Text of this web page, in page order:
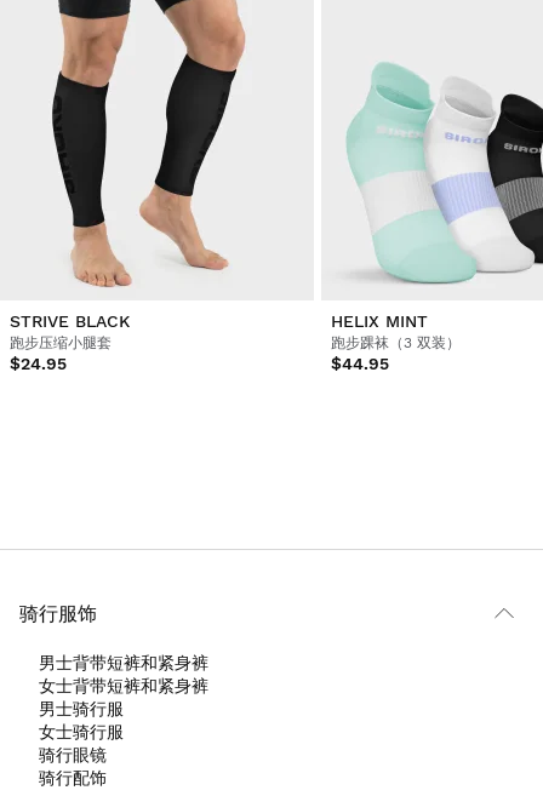
STRIVE BLACK
跑步压缩小腿套
$24.95
HELIX MINT
跑步踝袜（3 双装）
$44.95
骑行服饰
男士背带短裤和紧身裤
女士背带短裤和紧身裤
男士骑行服
女士骑行服
骑行眼镜
骑行配饰